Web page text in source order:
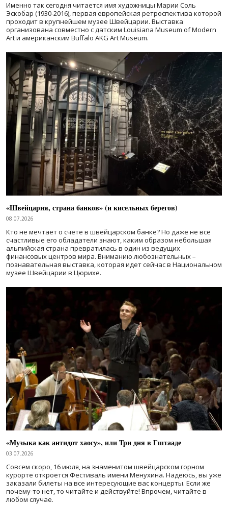
Именно так сегодня читается имя художницы Марии Соль
Эскобар (1930-2016), первая европейская ретроспектива которой
проходит в крупнейшем музее Швейцарии. Выставка
организована совместно с датским Louisiana Museum of Modern
Art и американским Buffalo AKG Art Museum.
«Швейцария, страна банков» (и кисельных берегов)
08.07.2026
Кто не мечтает о счете в швейцарском банке? Но даже не все
счастливые его обладатели знают, каким образом небольшая
альпийская страна превратилась в один из ведущих
финансовых центров мира. Вниманию любознательных –
познавательная выставка, которая идет сейчас в Национальном
музее Швейцарии в Цюрихе.
«Музыка как антидот хаосу», или Три дня в Гштааде
03.07.2026
Совсем скоро, 16 июля, на знаменитом швейцарском горном
курорте откроется Фестиваль имени Менухина. Надеюсь, вы уже
заказали билеты на все интересующие вас концерты. Если же
почему-то нет, то читайте и действуйте! Впрочем, читайте в
любом случае.